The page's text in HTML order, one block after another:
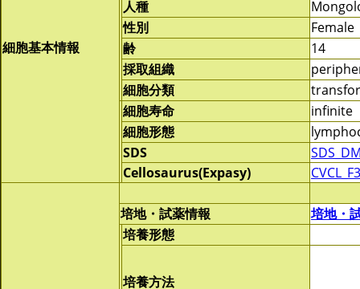
細胞基本情報
人種
性別
Female
齢
14
採取組織
細胞分類
細胞寿命
infinite
細胞形態
SDS
Cellosaurus(Expasy)
培地・試薬情報
培地・
培養形態
培養方法